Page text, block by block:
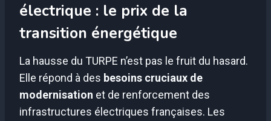
électrique : le prix de la
transition énergétique
La hausse du TURPE n’est pas le fruit du hasard.
Elle répond à des besoins cruciaux de
modernisation et de renforcement des
infrastructures électriques françaises. Les